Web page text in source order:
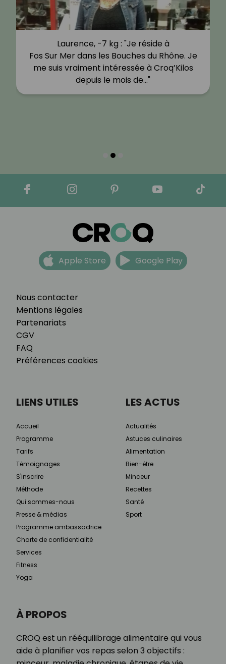
Laurence, -7 kg : "Je réside à
Fos Sur Mer dans les Bouches du Rhône. Je
me suis vraiment intéressée à Croq’Kilos
depuis le mois de…"
Nous contacter
Mentions légales
Partenariats
CGV
FAQ
Préférences cookies
Apple Store Google Play
À PROPOS
CROQ est un rééquilibrage alimentaire qui vous
aide à planifier vos repas selon 3 objectifs :
LIENS UTILES
Accueil
Programme
Tarifs
Témoignages
S'inscrire
Méthode
Qui sommes-nous
Presse & médias
Programme ambassadrice
Charte de confidentialité
Services
Fitness
Yoga
LES ACTUS
Actualités
Astuces culinaires
Alimentation
Bien-être
Minceur
Recettes
Santé
Sport